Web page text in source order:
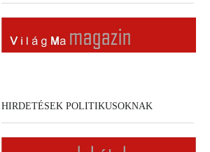
HIRDETÉSEK POLITIKUSOKNAK